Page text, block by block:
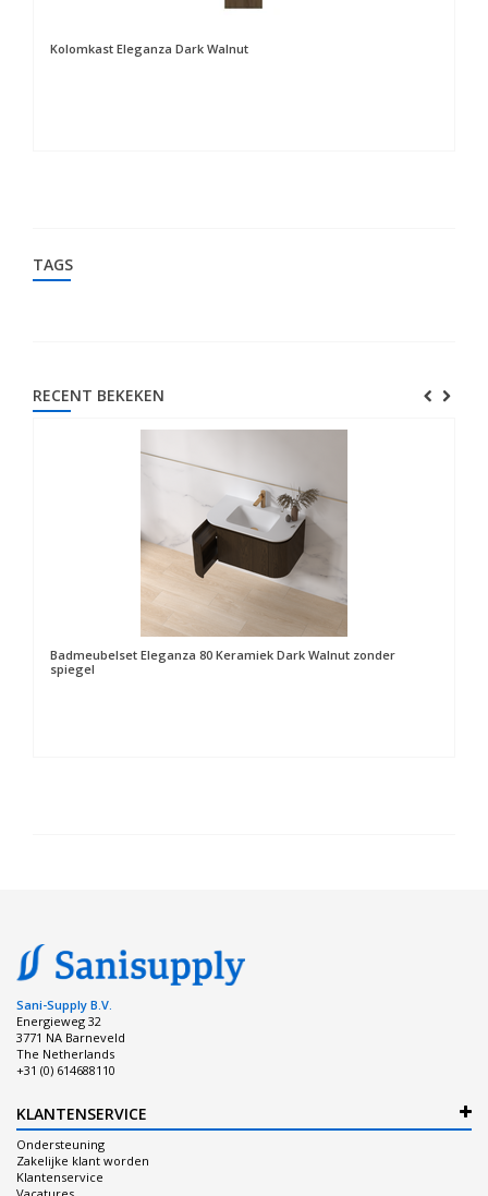
Kolomkast Eleganza Dark Walnut
TAGS
RECENT BEKEKEN
Badmeubelset Eleganza 80 Keramiek Dark Walnut zonder
spiegel
Sani-Supply B.V.
Energieweg 32
3771 NA Barneveld
The Netherlands
+31 (0) 614688110
KLANTENSERVICE
Ondersteuning
Zakelijke klant worden
Klantenservice